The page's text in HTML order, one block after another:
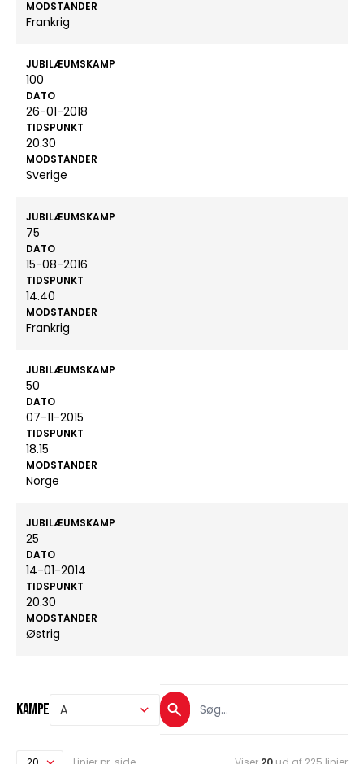
MODSTANDER
Frankrig
JUBILÆUMSKAMP
100
DATO
26-01-2018
TIDSPUNKT
20.30
MODSTANDER
Sverige
JUBILÆUMSKAMP
75
DATO
15-08-2016
TIDSPUNKT
14.40
MODSTANDER
Frankrig
JUBILÆUMSKAMP
50
DATO
07-11-2015
TIDSPUNKT
18.15
MODSTANDER
Norge
JUBILÆUMSKAMP
25
DATO
14-01-2014
TIDSPUNKT
20.30
MODSTANDER
Østrig
Kampe